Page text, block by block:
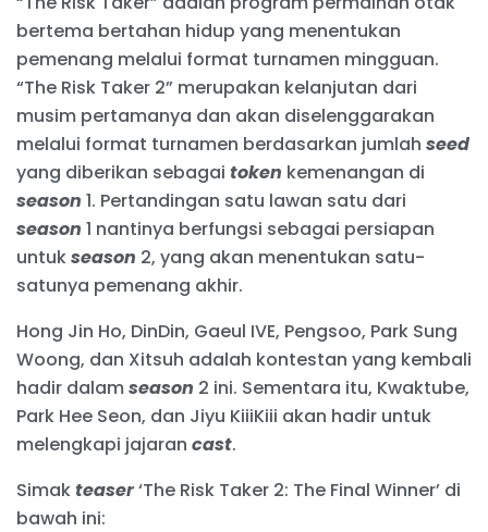
bertema bertahan hidup yang menentukan
pemenang melalui format turnamen mingguan.
“The Risk Taker 2” merupakan kelanjutan dari
musim pertamanya dan akan diselenggarakan
melalui format turnamen berdasarkan jumlah seed
yang diberikan sebagai token kemenangan di
season 1. Pertandingan satu lawan satu dari
season 1 nantinya berfungsi sebagai persiapan
untukseason 2, yang akan menentukan satu-
satunya pemenang akhir.
Hong Jin Ho, DinDin, Gaeul IVE, Pengsoo, Park Sung
Woong, dan Xitsuh adalah kontestan yang kembali
hadir dalamseason 2 ini. Sementara itu, Kwaktube,
Park Hee Seon, dan Jiyu KiiiKiii akan hadir untuk
melengkapi jajaran cast.
Simakteaser‘The Risk Taker 2: The Final Winner’ di
bawah ini: